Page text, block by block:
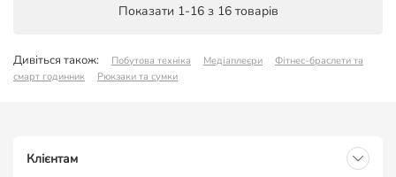
Показати 1-16 з 16 товарів
Дивіться також: Побутова техніка Медіаплеєри
Фітнес-браслети та
смарт годинник
Рюкзаки та сумки
Клієнтам